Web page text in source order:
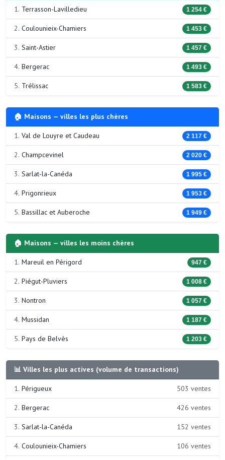
1. Terrasson-Lavilledieu 1 254 €
2. Coulounieix-Chamiers 1 453 €
3. Saint-Astier 1 457 €
4. Bergerac 1 493 €
5. Trélissac 1 583 €
🏠 Maisons — villes les plus chères
1. Val de Louyre et Caudeau 2 117 €
2. Champcevinel 2 020 €
3. Sarlat-la-Canéda 1 995 €
4. Prigonrieux 1 953 €
5. Bassillac et Auberoche 1 949 €
🏠 Maisons — villes les moins chères
1. Mareuil en Périgord 947 €
2. Piégut-Pluviers 1 008 €
3. Nontron 1 057 €
4. Mussidan 1 187 €
5. Pays de Belvès 1 203 €
📊 Villes les plus actives (volume de transactions)
1. Périgueux 503 ventes
2. Bergerac 426 ventes
3. Sarlat-la-Canéda 152 ventes
4. Coulounieix-Chamiers 106 ventes